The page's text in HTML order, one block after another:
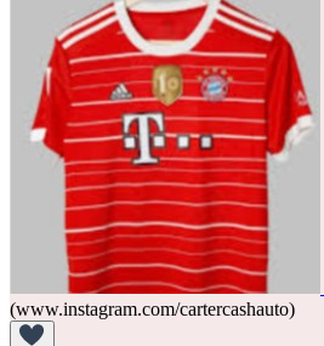
(www.instagram.com/cartercashauto)